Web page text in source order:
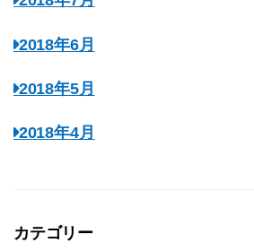
2018年6月
2018年5月
2018年4月
カテゴリー